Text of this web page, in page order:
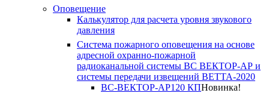
Оповещение
Калькулятор для расчета уровня звукового
давления
Система пожарного оповещения на основе
адресной охранно-пожарной
радиоканальной системы ВС ВЕКТОР-АР и
системы передачи извещений ВЕТТА-2020
ВС-ВЕКТОР-АР120 КПНовинка!